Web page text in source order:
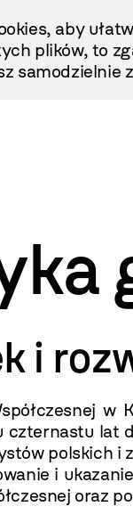
aby
plików, to
samodzielnie
i
w
lat
polskich i
i
oraz